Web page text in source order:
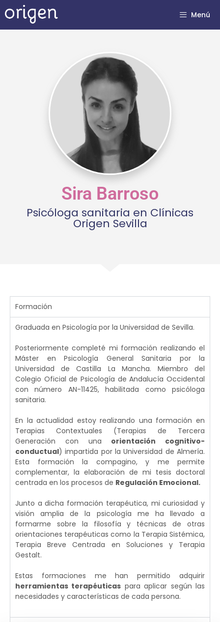
Menú
Sira Barroso
Psicóloga sanitaria en Clínicas
Origen Sevilla
Formación
Graduada en Psicología por la Universidad de Sevilla.
Posteriormente completé mi formación realizando el
Máster en Psicología General Sanitaria por la
Universidad de Castilla La Mancha. Miembro del
Colegio Oficial de Psicología de Andalucía Occidental
con número AN-11425, habilitada como psicóloga
sanitaria.
En la actualidad estoy realizando una formación en
Terapias Contextuales (Terapias de Tercera
Generación con una orientación cognitivo-
conductual) impartida por la Universidad de Almería.
Esta formación la compagino, y me permite
complementar, la elaboración de mi tesis doctoral
centrada en los procesos de Regulación Emocional.
Junto a dicha formación terapéutica, mi curiosidad y
visión amplia de la psicología me ha llevado a
formarme sobre la filosofía y técnicas de otras
orientaciones terapéuticas como la Terapia Sistémica,
Terapia Breve Centrada en Soluciones y Terapia
Gestalt.
Estas formaciones me han permitido adquirir
herramientas terapéuticas para aplicar según las
necesidades y características de cada persona.